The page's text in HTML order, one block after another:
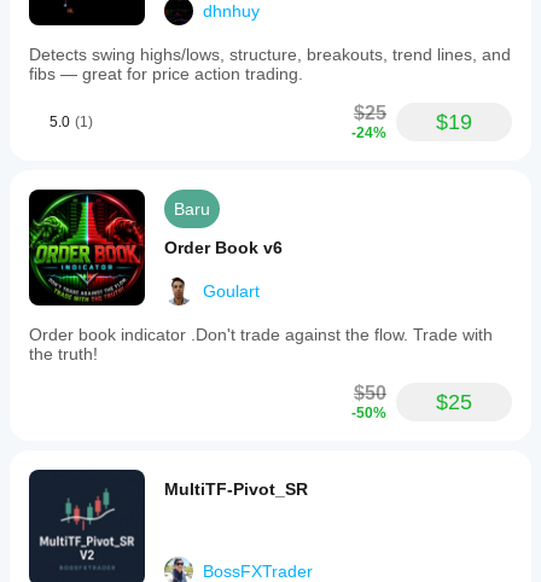
dhnhuy
Detects swing highs/lows, structure, breakouts, trend lines, and
fibs — great for price action trading.
5.0 (1) $25
-24% $19
Baru
Order Book v6
Goulart
Order book indicator .Don't trade against the flow. Trade with
the truth!
$50
-50% $25
MultiTF-Pivot_SR
BossFXTrader